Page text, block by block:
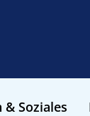
& Soziales